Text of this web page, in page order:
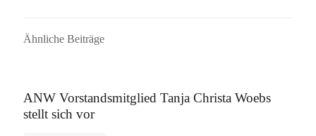
Ähnliche Beiträge
ANW Vorstandsmitglied Tanja Christa Woebs
stellt sich vor